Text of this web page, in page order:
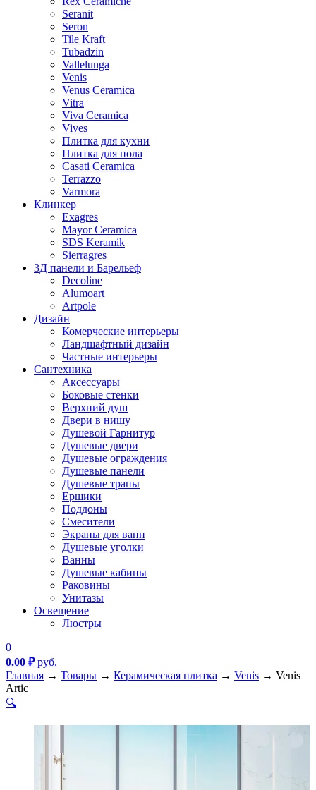
Seranit
Seron
Tile Kraft
Tubadzin
Vallelunga
Venis
Venus Ceramica
Vitra
Viva Ceramica
Vives
Плитка для кухни
Плитка для пола
Casati Ceramica
Terrazzo
Varmora
Клинкер
Exagres
Mayor Ceramica
SDS Keramik
Sierragres
3Д панели и Барельеф
Decoline
Alumoart
Artpole
Дизайн
Комерческие интерьеры
Ландшафтный дизайн
Частные интерьеры
Сантехника
Аксессуары
Боковые стенки
Верхний душ
Двери в нишу
Душевой Гарнитур
Душевые двери
Душевые ограждения
Душевые панели
Душевые трапы
Ершики
Поддоны
Смесители
Экраны для ванн
Душевые уголки
Ванны
Душевые кабины
Раковины
Унитазы
Освещение
Люстры
0
0.00 ₽руб.
Главная → Товары → Керамическая плитка → Venis → Venis
Artic
🔍